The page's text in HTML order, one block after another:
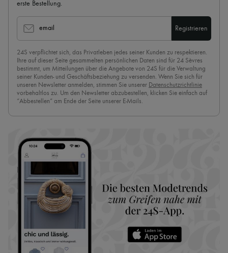
erste Bestellung.
email Registrieren
24S verpflichtet sich, das Privatleben jedes seiner Kunden zu respektieren.
Ihre auf dieser Seite gesammelten persönlichen Daten sind für 24 Sèvres
bestimmt, um Mitteilungen über die Angebote von 24S für die Verwaltung
seiner Kunden- und Geschäftsbeziehung zu versenden. Wenn Sie sich für
unseren Newsletter anmelden, stimmen Sie unserer Datenschutzrichtlinie
vorbehaltlos zu. Um den Newsletter abzubestellen, klicken Sie einfach auf
“Abbestellen” am Ende der Seite unserer E-Mails.